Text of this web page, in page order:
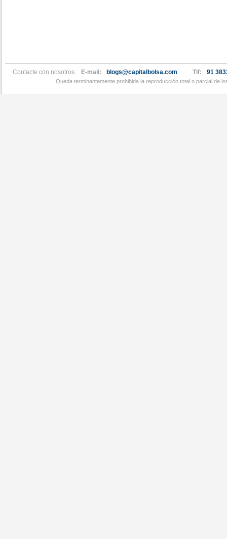
Contacte con nosotros: E-mail: blogs@capitalbolsa.com Tlf: 91
Queda terminantemente prohibida la reproducción total o parcial de